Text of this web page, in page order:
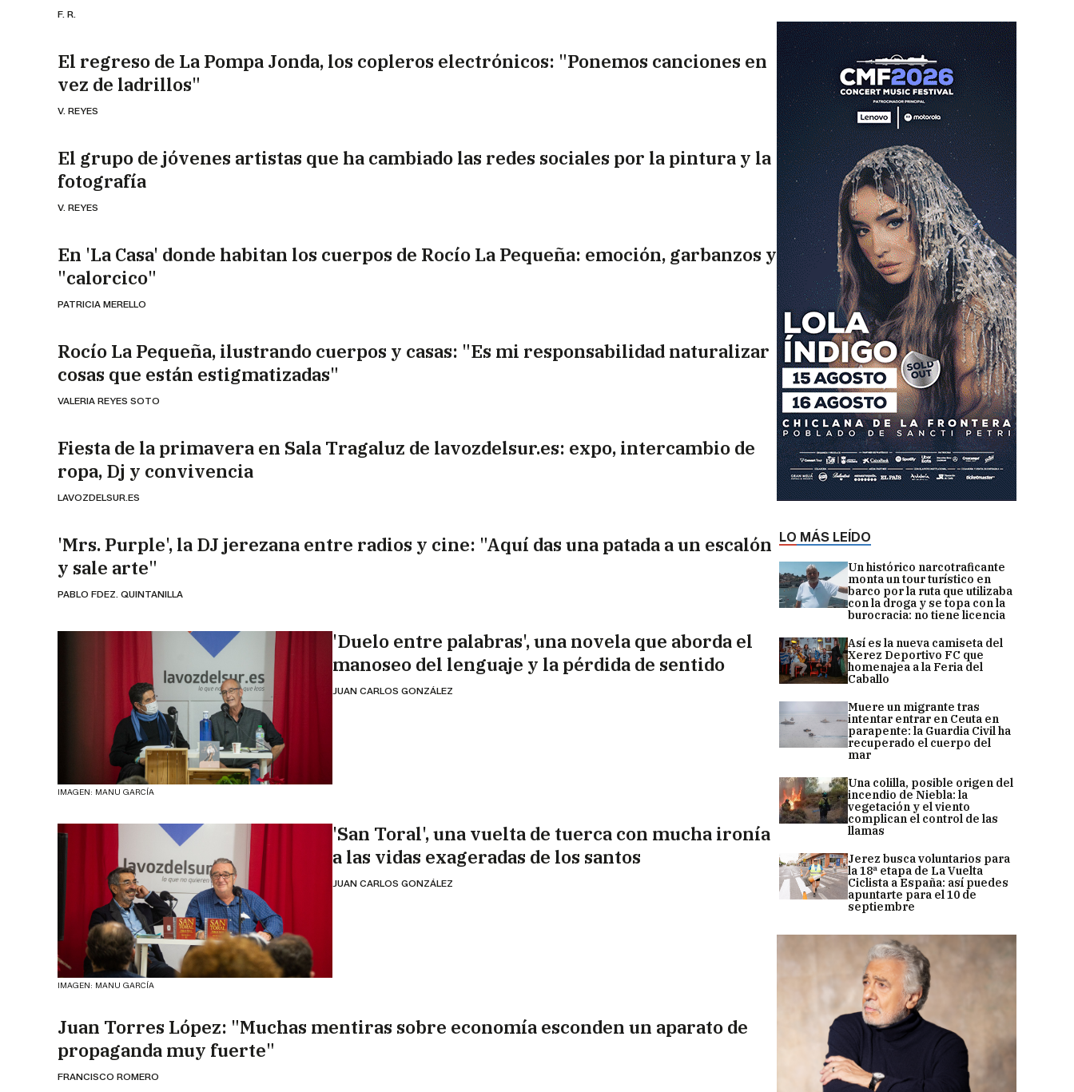
F. R.
El regreso de La Pompa Jonda, los copleros electrónicos: "Ponemos canciones en
vez de ladrillos"
V. REYES
El grupo de jóvenes artistas que ha cambiado las redes sociales por la pintura y la
fotografía
V. REYES
En 'La Casa' donde habitan los cuerpos de Rocío La Pequeña: emoción, garbanzos y
"calorcico"
PATRICIA MERELLO
Rocío La Pequeña, ilustrando cuerpos y casas: "Es mi responsabilidad naturalizar
cosas que están estigmatizadas"
VALERIA REYES SOTO
Fiesta de la primavera en Sala Tragaluz de lavozdelsur.es: expo, intercambio de
ropa, Dj y convivencia
LAVOZDELSUR.ES
'Mrs. Purple', la DJ jerezana entre radios y cine: "Aquí das una patada a un escalón
y sale arte"
PABLO FDEZ. QUINTANILLA
IMAGEN: MANU GARCÍA
'Duelo entre palabras', una novela que aborda el
manoseo del lenguaje y la pérdida de sentido
JUAN CARLOS GONZÁLEZ
IMAGEN: MANU GARCÍA
'San Toral', una vuelta de tuerca con mucha ironía
a las vidas exageradas de los santos
JUAN CARLOS GONZÁLEZ
Juan Torres López: "Muchas mentiras sobre economía esconden un aparato de
propaganda muy fuerte"
FRANCISCO ROMERO
LO MÁS LEÍDO
Un histórico narcotraficante
monta un tour turístico en
barco por la ruta que utilizaba
con la droga y se topa con la
burocracia: no tiene licencia
Así es la nueva camiseta del
Xerez Deportivo FC que
homenajea a la Feria del
Caballo
Muere un migrante tras
intentar entrar en Ceuta en
parapente: la Guardia Civil ha
recuperado el cuerpo del
mar
Una colilla, posible origen del
incendio de Niebla: la
vegetación y el viento
complican el control de las
llamas
Jerez busca voluntarios para
la 18ª etapa de La Vuelta
Ciclista a España: así puedes
apuntarte para el 10 de
septiembre